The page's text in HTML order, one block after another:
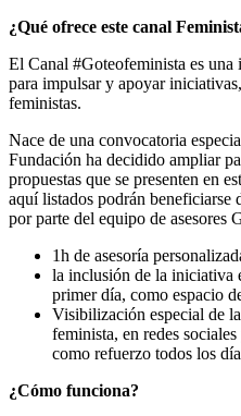
¿Qué ofrece este canal
El Canal #Goteofeminista es
para impulsar y apoyar
feministas.
Nace de una convocatoria
Fundación ha decidido ampliar
propuestas que se presenten en
aquí listados podrán beneficiarse
por parte del equipo de asesores
1h de asesoría
la inclusión de la iniciativa
primer día, como espacio
Visibilización especial de
feminista, en redes
como refuerzo todos los
¿Cómo funciona?